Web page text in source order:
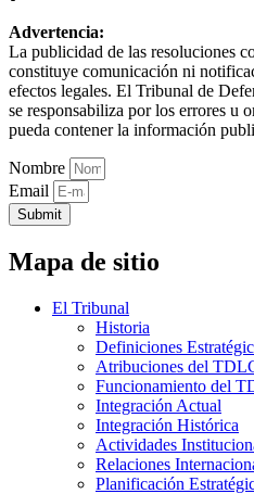
Advertencia:
La publicidad de las resoluciones
constituye comunicación ni
efectos legales. El Tribunal de
se responsabiliza por los errores u
pueda contener la información
Nombre
Email
Submit
Mapa de sitio
El Tribunal
Historia
Definiciones
Atribuciones del
Funcionamiento del
Integración Actual
Integración Histórica
Actividades
Relaciones
Planificación